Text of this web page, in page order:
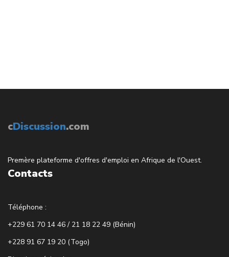
cDiscussion.com
Premère plateforme d'offres d'emploi en Afrique de l'Ouest.
Contacts
Téléphone :
+229 61 70 14 46 / 21 18 22 49 (Bénin)
+228 91 67 19 20 (Togo)